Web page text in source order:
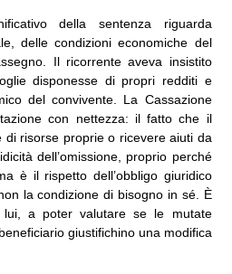
della sentenza riguarda
delle condizioni economiche del
Il ricorrente aveva insistito
disponesse di propri redditi e
del convivente. La Cassazione
con nettezza: il fatto che il
di risorse proprie o ricevere aiuti da
dell’omissione, proprio perché
è il rispetto dell’obbligo giuridico
la condizione di bisogno in sé. È
a poter valutare se le mutate
giustifichino una modifica